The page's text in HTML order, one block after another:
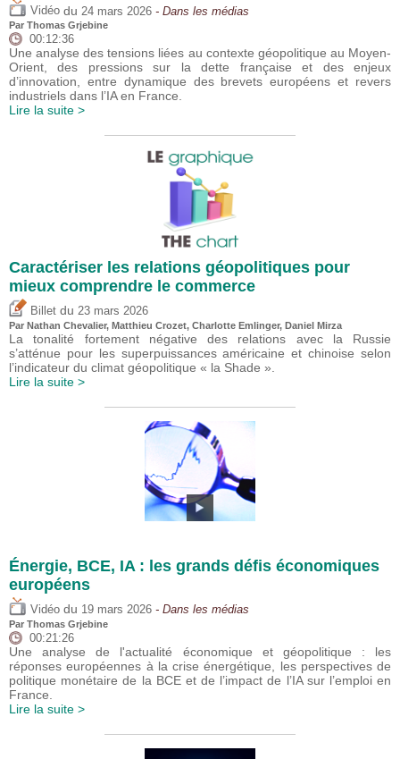
Vidéo du 24 mars 2026 - Dans les médias
Par Thomas Grjebine
00:12:36
Une analyse des tensions liées au contexte géopolitique au Moyen-
Orient, des pressions sur la dette française et des enjeux
d’innovation, entre dynamique des brevets européens et revers
industriels dans l’IA en France.
Lire la suite >
Caractériser les relations géopolitiques pour
mieux comprendre le commerce
Billet du 23 mars 2026
Par Nathan Chevalier, Matthieu Crozet, Charlotte Emlinger, Daniel Mirza
La tonalité fortement négative des relations avec la Russie
s’atténue pour les superpuissances américaine et chinoise selon
l’indicateur du climat géopolitique « la Shade ».
Lire la suite >
Énergie, BCE, IA : les grands défis économiques
européens
Vidéo du 19 mars 2026 - Dans les médias
Par Thomas Grjebine
00:21:26
Une analyse de l'actualité économique et géopolitique : les
réponses européennes à la crise énergétique, les perspectives de
politique monétaire de la BCE et de l’impact de l’IA sur l’emploi en
France.
Lire la suite >